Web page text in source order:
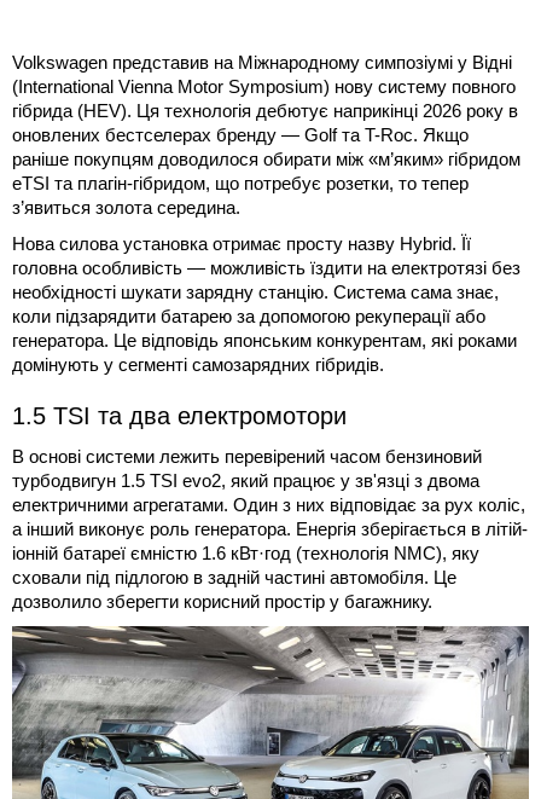
Volkswagen представив на Міжнародному симпозіумі у Відні
(International Vienna Motor Symposium) нову систему повного
гібрида (HEV). Ця технологія дебютує наприкінці 2026 року в
оновлених бестселерах бренду — Golf та T-Roc. Якщо
раніше покупцям доводилося обирати між «м’яким» гібридом
eTSI та плагін-гібридом, що потребує розетки, то тепер
з’явиться золота середина.
Нова силова установка отримає просту назву Hybrid. Її
головна особливість — можливість їздити на електротязі без
необхідності шукати зарядну станцію. Система сама знає,
коли підзарядити батарею за допомогою рекуперації або
генератора. Це відповідь японським конкурентам, які роками
домінують у сегменті самозарядних гібридів.
1.5 TSI та два електромотори
В основі системи лежить перевірений часом бензиновий
турбодвигун 1.5 TSI evo2, який працює у зв'язці з двома
електричними агрегатами. Один з них відповідає за рух коліс,
а інший виконує роль генератора. Енергія зберігається в літій-
іонній батареї ємністю 1.6 кВт·год (технологія NMC), яку
сховали під підлогою в задній частині автомобіля. Це
дозволило зберегти корисний простір у багажнику.